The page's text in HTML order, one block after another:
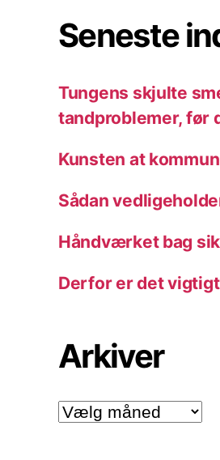
Seneste
Tungens skjulte
tandproblemer, før
Kunsten at
Sådan
Håndværket bag
Derfor er det
Arkiver
Arkiver